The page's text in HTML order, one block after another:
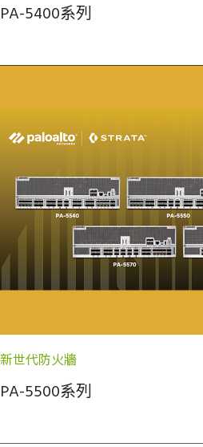
PA-5400系列
新世代防火牆
PA-5500系列